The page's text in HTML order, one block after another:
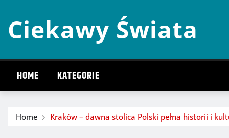
content
Ciekawy Świata
HOME KATEGORIE
Home Kraków – dawna stolica Polski pełna historii i